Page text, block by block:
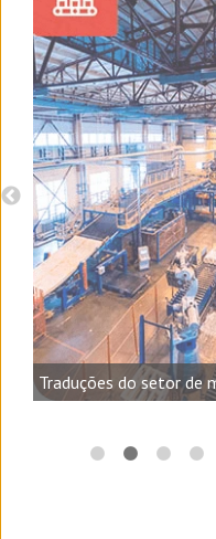
Traduções do setor de